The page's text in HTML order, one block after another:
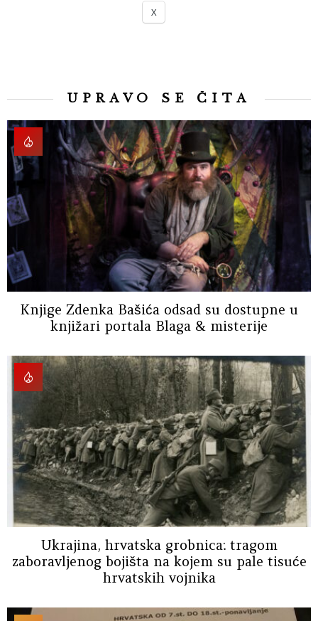
X
UPRAVO SE ČITA
Knjige Zdenka Bašića odsad su dostupne u
knjižari portala Blaga & misterije
Ukrajina, hrvatska grobnica: tragom
zaboravljenog bojišta na kojem su pale tisuće
hrvatskih vojnika